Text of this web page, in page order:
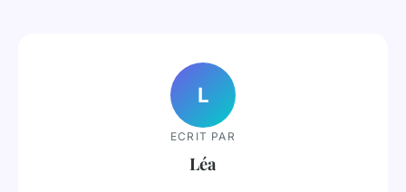
L
ECRIT PAR
Léa